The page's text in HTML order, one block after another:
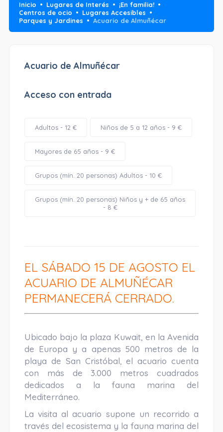
Inicio Lugares de Interés
¡En familia!
Centros de ocio
Lugares Accesibles
Parques y Jardines
Acuario de Almuñécar
Acuario de Almuñécar
Acceso con entrada
Adultos - 12 € Niños de 5 a 12 años - 9 €
Mayores de 65 años - 9 €
Grupos (mín. 20 personas) Adultos - 10 €
Grupos (mín. 20 personas) Niños y + de 65 años
- 8 €
EL SÁBADO 15 DE AGOSTO EL
ACUARIO DE ALMUÑÉCAR
PERMANECERÁ CERRADO.
Ubicado bajo la plaza Kuwait, en la Avenida
de Europa y a apenas 500 metros de la
playa de San Cristóbal, el acuario cuenta
con más de 3.000 metros cuadrados
dedicados a la fauna marina del
Mediterráneo.
La visita al acuario supone un recorrido a
través del ecosistema y la fauna marina del